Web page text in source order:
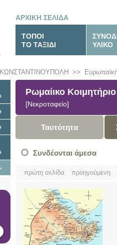
ΑΡΧΙΚΗ ΣΕΛΙΔΑ
ΤΟΠΟΙ
ΤΟ ΤΑΞΙΔΙ
ΥΛΙΚΟ
ΚΩΝΣΤΑΝΤΙΝΟΥΠΟΛΗ >>
Ρωμαίικο
[Νεκροταφείο]
Ταυτότητα
Συνδέονται άμεσα
πρώτη σελίδα προηγούμενη